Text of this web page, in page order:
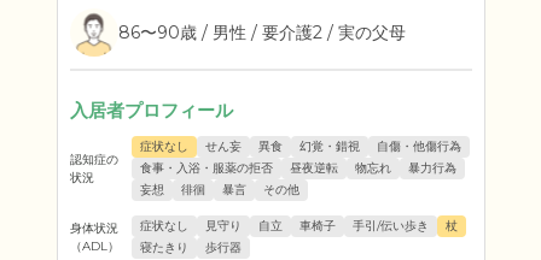
86〜90歳 / 男性 / 要介護2 / 実の父母
入居者プロフィール
認知症の
状況
症状なし せん妄 異食 幻覚・錯視
自傷・他傷行為
食事・入浴・服薬の拒否
昼夜逆転 物忘れ
暴力行為
妄想
徘徊 暴言 その他
身体状況
（ADL）
症状なし 見守り 自立 車椅子 手引/伝い歩き
杖
寝たきり
歩行器